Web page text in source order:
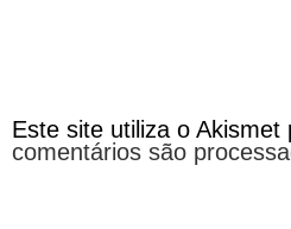
Este site utiliza o Akismet
comentários são